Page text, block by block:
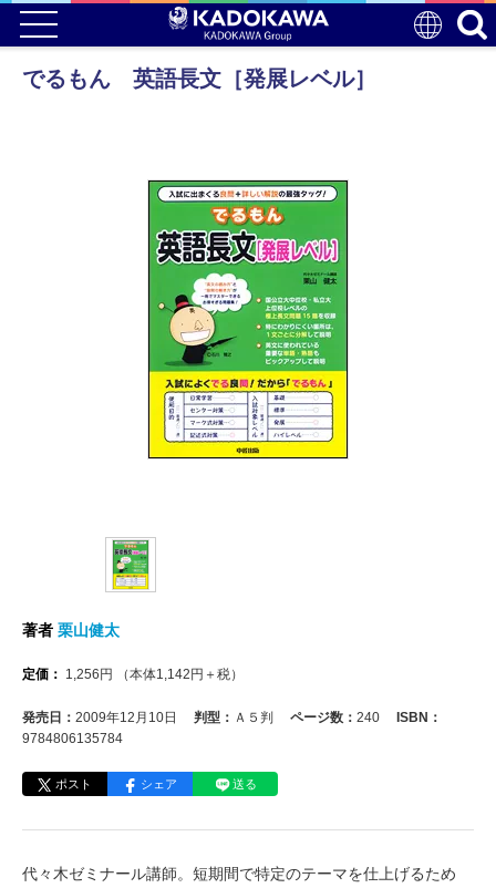
でるもん 英語長文［発展レベル］
著者 栗山健太
定価： 1,256 円 （本体1,142 円＋税）
発売日： 2009年12月10日 判型： Ａ５判 ページ数： 240
ISBN：
9784806135784
ポスト シェア 送る
代々木ゼミナール講師。短期間で特定のテーマを仕上げるため